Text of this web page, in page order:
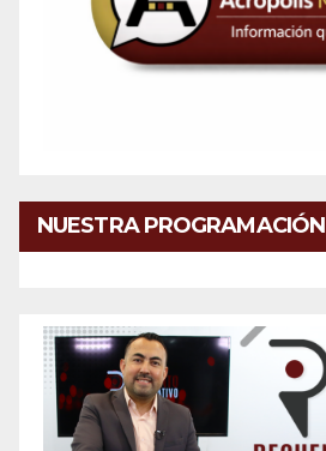
NUESTRA PROGRAMACIÓN